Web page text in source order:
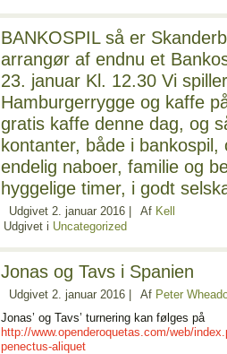
BANKOSPIL så er
arrangør af endnu et
23. januar Kl. 12.30 Vi
Hamburgerrygge og kaffe
gratis kaffe denne dag, og
kontanter, både i bankospil,
endelig naboer, familie og
hyggelige timer, i godt
Udgivet 2. januar 2016 Af Kell
Udgivet i Uncategorized
Jonas og Tavs i Spanien
Udgivet 2. januar 2016 Af Peter
Jonas’ og Tavs’ turnering kan følges på
http://www.openderoquetas.com/web/
penectus-aliquet